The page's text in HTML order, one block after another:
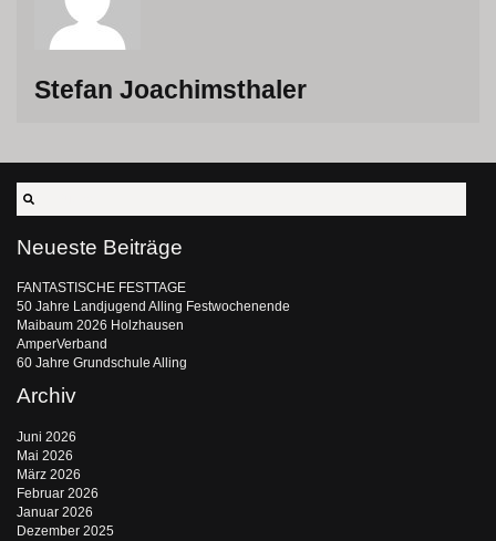
Stefan Joachimsthaler
Neueste Beiträge
FANTASTISCHE FESTTAGE
50 Jahre Landjugend Alling Festwochenende
Maibaum 2026 Holzhausen
AmperVerband
60 Jahre Grundschule Alling
Archiv
Juni 2026
Mai 2026
März 2026
Februar 2026
Januar 2026
Dezember 2025